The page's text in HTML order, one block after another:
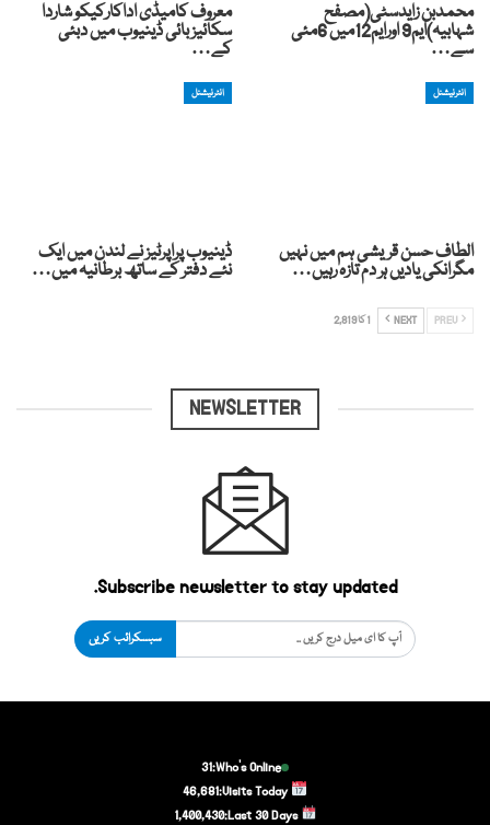
محمدبن زایدسٹی(مصفح
شہابیہ)ایم9 اورایم12میں 6مئی
سے…
معروف کامیڈی اداکارکیکو شاردا
سکائیز بائی ڈینیوب میں دبئی
کے…
انٹرنیشنل
الطاف حسن قریشی ہم میں نہیں
مگرانکی یادیں ہر دم تازہ رہیں…
انٹرنیشنل
ڈینیوب پراپرٹیز نے لندن میں ایک
نئے دفتر کے ساتھ برطانیہ میں…
NEXT 1 کا 2,819
NEWSLETTER
Subscribe newsletter to stay updated.
سبسکرائب کریں
Who's Online:
31
Visits Today:
46,681
Last 30 Days:
1,400,430